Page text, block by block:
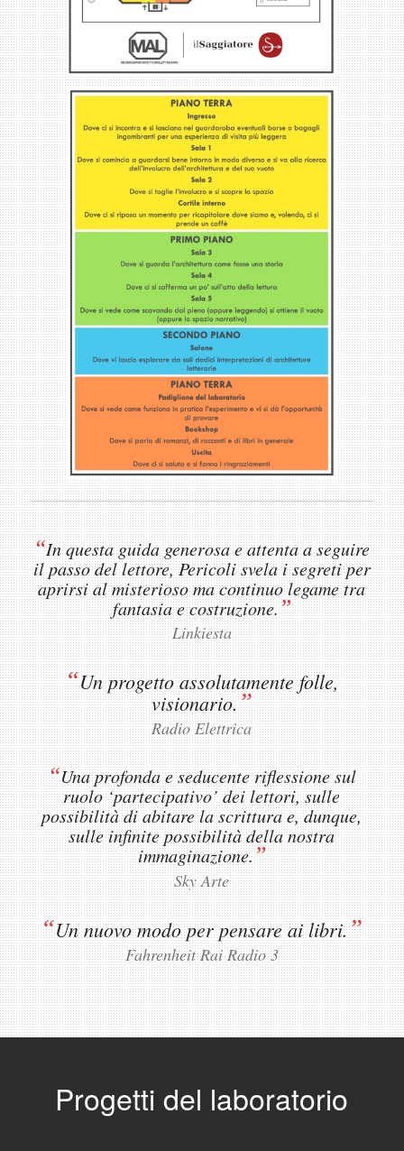
“In questa guida generosa e attenta a seguire
il passo del lettore, Pericoli svela i segreti per
aprirsi al misterioso ma continuo legame tra
fantasia e costruzione.”
Linkiesta
“Un progetto assolutamente folle,
visionario.”
Radio Elettrica
“Una profonda e seducente riflessione sul
ruolo ‘partecipativo’ dei lettori, sulle
possibilità di abitare la scrittura e, dunque,
sulle infinite possibilità della nostra
immaginazione.”
Sky Arte
“Un nuovo modo per pensare ai libri.”
Fahrenheit Rai Radio 3
Progetti del laboratorio